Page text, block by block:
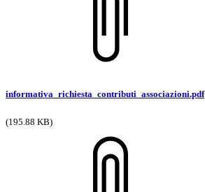
informativa_richiesta_contributi_associazioni.pdf
(195.88 KB)